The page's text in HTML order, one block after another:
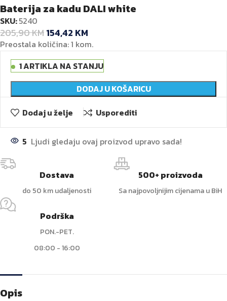
Baterija za kadu DALI white
SKU:5240
205,90KM154,42 KM
Preostala količina: 1 kom.
1 ARTIKLA NA STANJU
DODAJ U KOŠARICU
Dodaj u želje
Usporediti
5 Ljudi gledaju ovaj proizvod upravo sada!
Dostava
do 50 km udaljenosti
500+ proizvoda
Sa najpovoljnijim cijenama u BiH
Podrška
PON.-PET.
08:00 - 16:00
Opis